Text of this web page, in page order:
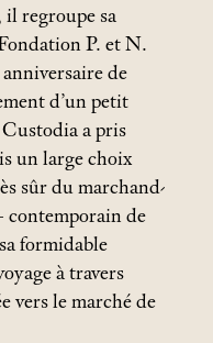
regroupe sa
P. et N.
anniversaire de
d’un petit
a pris
un large choix
sûr du marchand-
contemporain de
formidable
à travers
vers le marché de